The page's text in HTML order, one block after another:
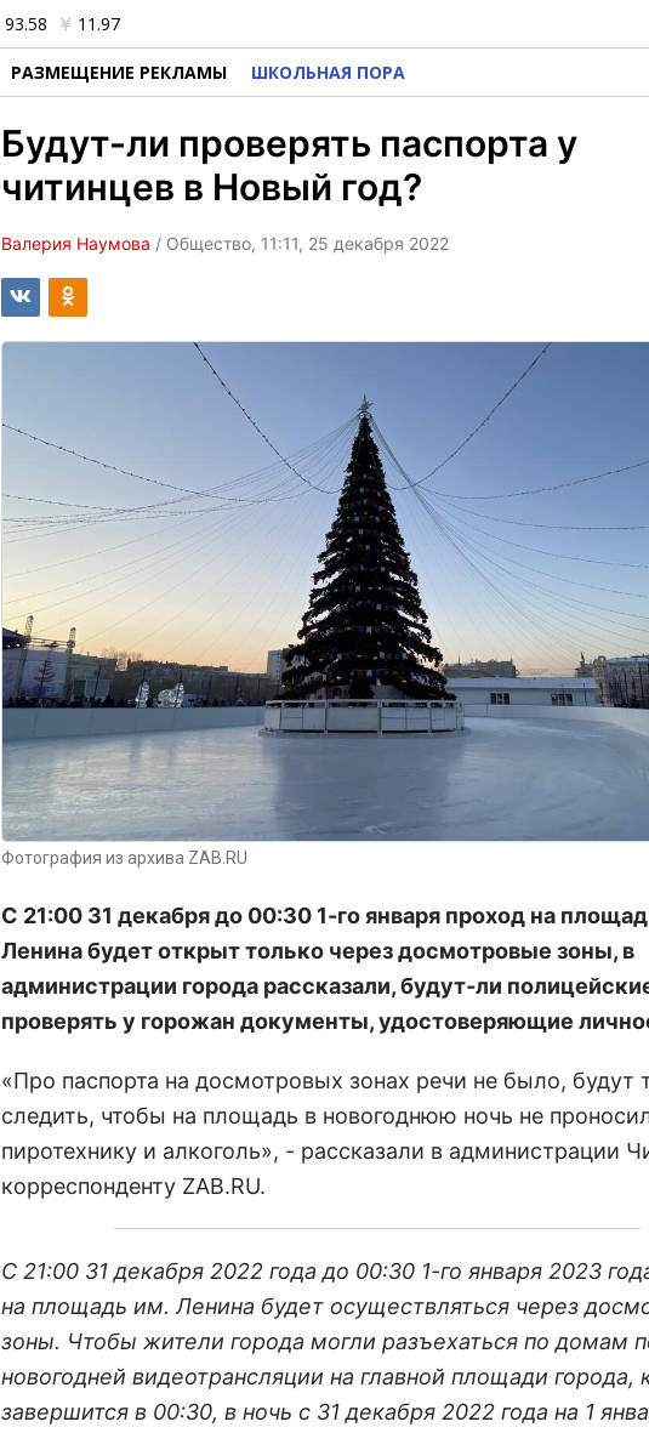
93.58 11.97
РАЗМЕЩЕНИЕ РЕКЛАМЫ ШКОЛЬНАЯ ПОРА
Будут-ли проверять паспорта у
читинцев в Новый год?
Валерия Наумова / Общество, 11:11, 25 декабря 2022
Фотография из архива ZAB.RU
С 21:00 31 декабря до 00:30 1-го января проход на
Ленина будет открыт только через досмотровые зоны, в
администрации города рассказали, будут-ли
проверять у горожан документы, удостоверяющие
«Про паспорта на досмотровых зонах речи не было, будут
следить, чтобы на площадь в новогоднюю ночь не
пиротехнику и алкоголь», - рассказали в администрации
корреспонденту ZAB.RU.
С 21:00 31 декабря 2022 года до 00:30 1-го января 2023
на площадь им. Ленина будет осуществляться через
зоны. Чтобы жители города могли разъехаться по домам
новогодней видеотрансляции на главной площади города,
завершится в 00:30, в ночь с 31 декабря 2022 года на 1